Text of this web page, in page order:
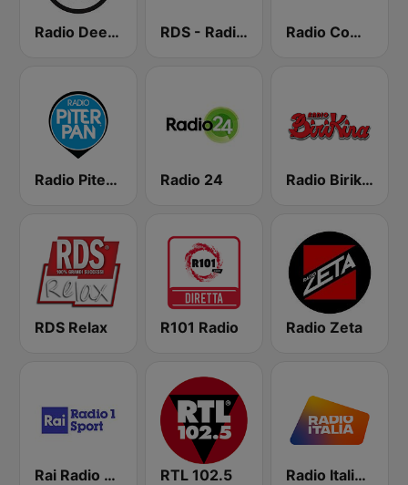
Radio Deejay RDS - Radio Dimensione Suono Radio Company
Radio Piterpan Radio 24 Radio Birikina
RDS Relax R101 Radio Radio Zeta
Rai Radio 1 Sport RTL 102.5 Radio Italia solomusicaitaliana